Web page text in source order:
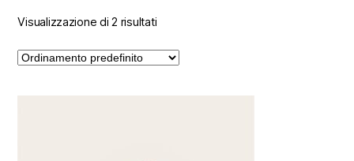
Visualizzazione di 2 risultati